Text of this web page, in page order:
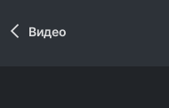
Видео